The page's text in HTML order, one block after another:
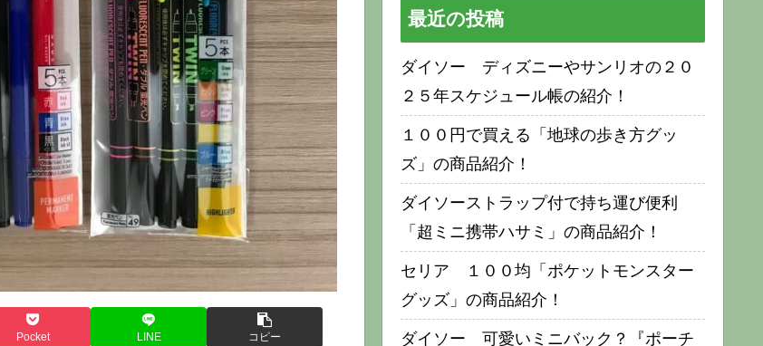
Pocket LINE コピー
最近の投稿
ダイソー ディズニーやサンリオの２０
２５年スケジュール帳の紹介！
１００円で買える「地球の歩き方グッ
ズ」の商品紹介！
ダイソーストラップ付で持ち運び便利
「超ミニ携帯ハサミ」の商品紹介！
セリア １００均「ポケットモンスター
グッズ」の商品紹介！
ダイソー 可愛いミニバック？『ポーチ